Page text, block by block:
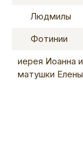
Людмилы
Фотинии
иерея Иоанна и
матушки Елены